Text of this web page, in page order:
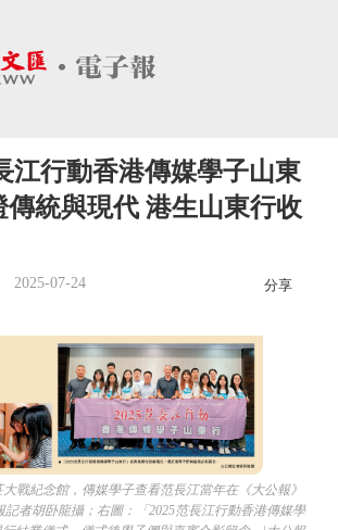
江行動香港傳媒學子山東
傳統與現代 港生山東行收
2025-07-24 分享
紀念館，傳媒學子查看范長江當年在《大公報》
記者胡卧龍攝；右圖：「2025范長江行動香港傳媒學